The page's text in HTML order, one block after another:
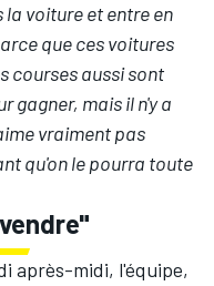
la voiture et entre en
que ces voitures
courses aussi sont
gagner, mais il n'y a
vraiment pas
qu'on le pourra toute
après-midi, l'équipe,